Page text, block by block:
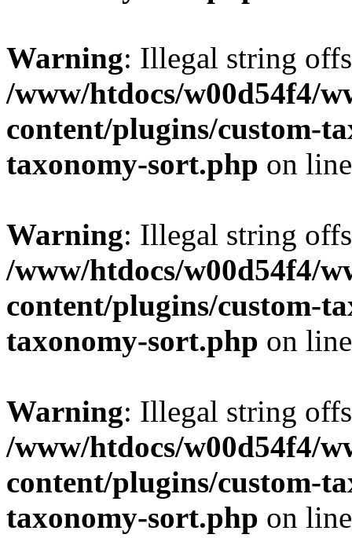
Warning: Illegal string
/www/htdocs/w00d54f4/
content/plugins/custom-
taxonomy-sort.php on
Warning: Illegal string
/www/htdocs/w00d54f4/
content/plugins/custom-
taxonomy-sort.php on
Warning: Illegal string
/www/htdocs/w00d54f4/
content/plugins/custom-
taxonomy-sort.php on